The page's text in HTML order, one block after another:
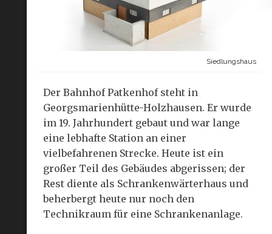
Siedlungshaus
Der Bahnhof Patkenhof steht in
Georgsmarienhütte-Holzhausen. Er wurde
im 19. Jahrhundert gebaut und war lange
eine lebhafte Station an einer
vielbefahrenen Strecke. Heute ist ein
großer Teil des Gebäudes abgerissen; der
Rest diente als Schrankenwärterhaus und
beherbergt heute nur noch den
Technikraum für eine Schrankenanlage.